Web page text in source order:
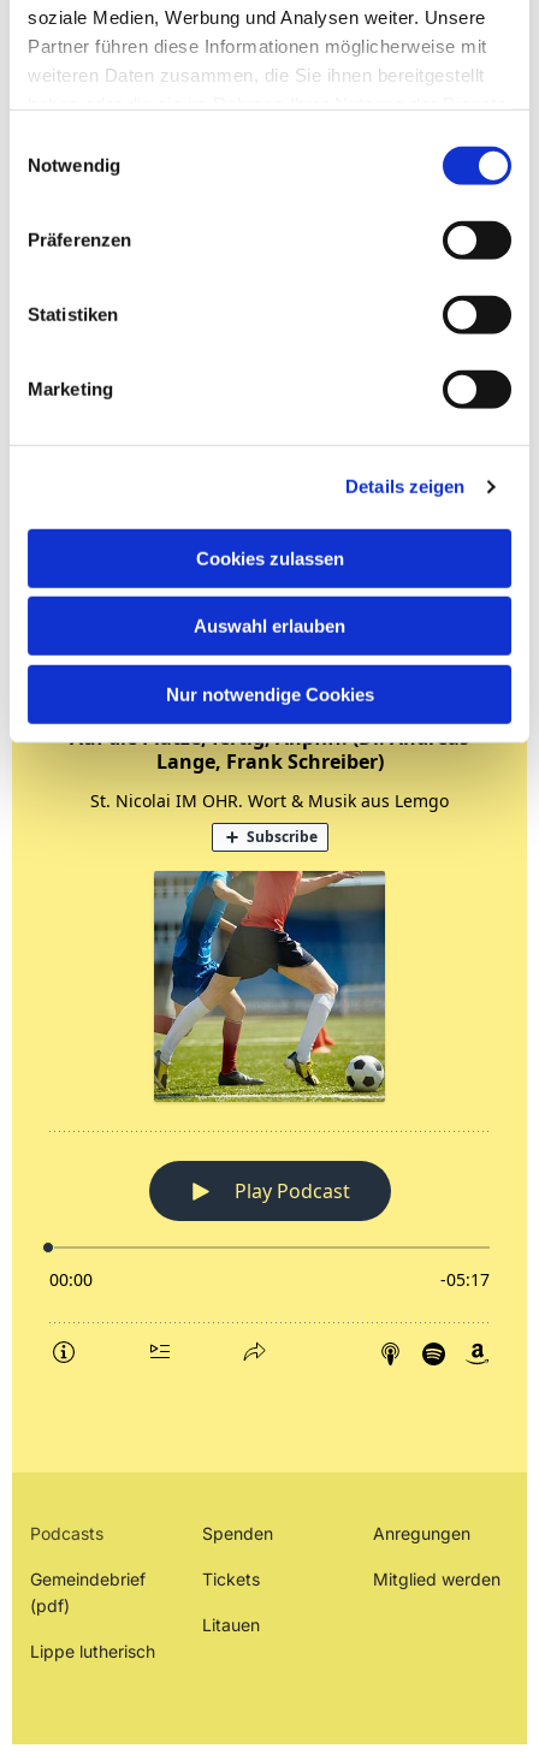
soziale Medien, Werbung und Analysen weiter. Unsere
Partner führen diese Informationen möglicherweise mit
weiteren Daten zusammen, die Sie ihnen bereitgestellt
Notwendig
Präferenzen
Statistiken
Marketing
Details zeigen
Cookies zulassen
Auswahl erlauben
Nur notwendige Cookies
Podcasts
Gemeindebrief
(pdf)
Lippe lutherisch
Spenden
Tickets
Litauen
Anregungen
Mitglied werden